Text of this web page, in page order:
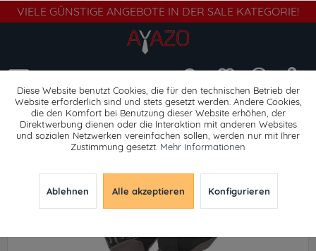
VIELE GÜNSTIGE ANGEBOTE IN DER SALE KATEGORIE!
Handschuhe
Diese Website benutzt Cookies, die für den technischen Betrieb der
Website erforderlich sind und stets gesetzt werden. Andere Cookies,
die den Komfort bei Benutzung dieser Website erhöhen, der
Direktwerbung dienen oder die Interaktion mit anderen Websites
und sozialen Netzwerken vereinfachen sollen, werden nur mit Ihrer
Zustimmung gesetzt. Mehr Informationen
Ablehnen Alle akzeptieren Konfigurieren